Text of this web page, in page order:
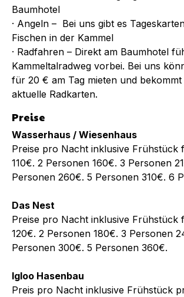
Baumhotel
· Angeln – Bei uns gibt es
Fischen in der Kammel
· Radfahren – Direkt am Baumhotel
Kammeltalradweg vorbei. Bei uns
für 20 € am Tag mieten und
aktuelle Radkarten.
Preise
Wasserhaus / Wiesenhaus
Preise pro Nacht inklusive Frühstück
110€. 2 Personen 160€. 3 Personen
Personen 260€. 5 Personen 310€. 6
Das Nest
Preise pro Nacht inklusive Frühstück
120€. 2 Personen 180€. 3 Personen
Personen 300€. 5 Personen 360€.
Igloo Hasenbau
Preis pro Nacht inklusive Frühstück